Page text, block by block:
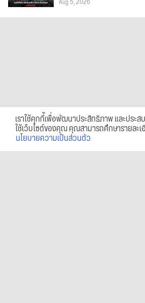
เราใช้คุกกี้เพื่อพัฒนาประสิทธิภาพ และประ
ใช้เว็บไซต์ของคุณ คุณสามารถศึกษารายละ
นโยบายความเป็นส่วนตัว